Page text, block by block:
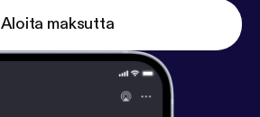
Aloita maksutta